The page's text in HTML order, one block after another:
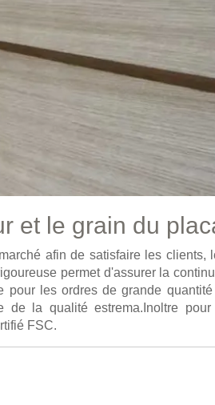
et le grain du
afin de satisfaire les clients,
permet d'assurer la
pour les ordres de grande
la qualité estrema.Inoltre
FSC.